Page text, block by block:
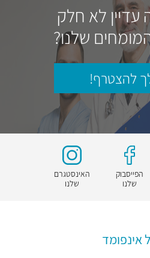
לא חלק
שלנו?
להצטרף!
הפייסבוק
שלנו
האינסטגרם
שלנו
אינפומד